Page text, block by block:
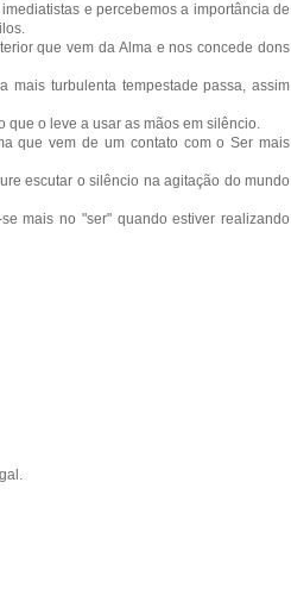
e percebemos a importância de
que vem da Alma e nos concede dons
mais turbulenta tempestade passa, assim
o leve a usar as mãos em silêncio.
que vem de um contato com o Ser mais
escutar o silêncio na agitação do mundo
mais no "ser" quando estiver realizando